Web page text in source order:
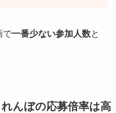
で一番少ない参加人数と
んぼの応募倍率は高